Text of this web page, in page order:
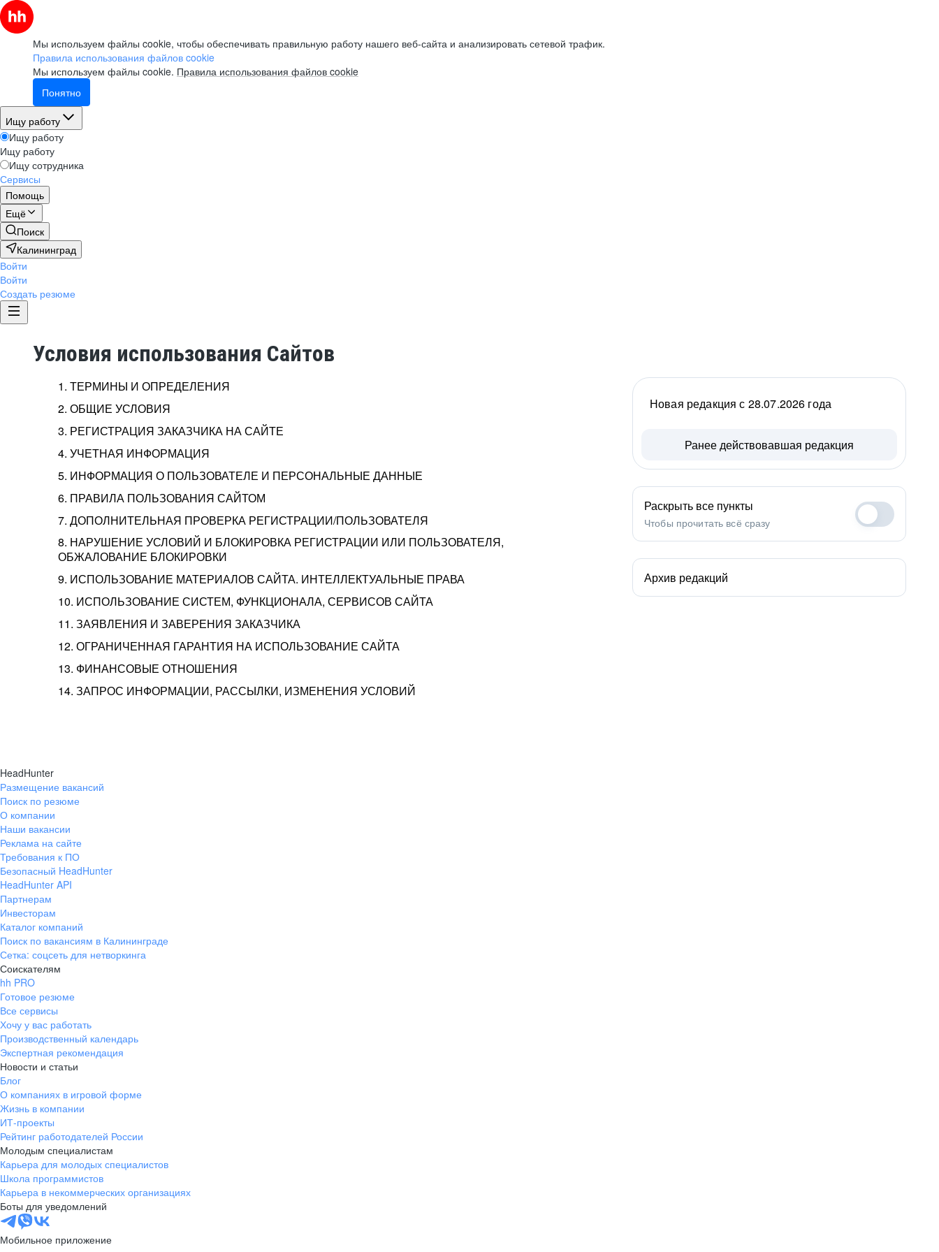
Мы используем файлы cookie, чтобы обеспечивать правильную работу нашего веб-сайта и анализировать сетевой трафик.
Правила использования файлов cookie
Мы используем файлы cookie. Правила использования файлов cookie
Понятно
Ищу работу
Ищу работу
Ищу работу
Ищу сотрудника
Сервисы
Помощь
Ещё
Поиск
Калининград
Войти
Войти
Создать резюме
Условия использования Сайтов
1. ТЕРМИНЫ И ОПРЕДЕЛЕНИЯ
2. ОБЩИЕ УСЛОВИЯ
3. РЕГИСТРАЦИЯ ЗАКАЗЧИКА НА САЙТЕ
4. УЧЕТНАЯ ИНФОРМАЦИЯ
5. ИНФОРМАЦИЯ О ПОЛЬЗОВАТЕЛЕ И ПЕРСОНАЛЬНЫЕ ДАННЫЕ
6. ПРАВИЛА ПОЛЬЗОВАНИЯ САЙТОМ
7. ДОПОЛНИТЕЛЬНАЯ ПРОВЕРКА РЕГИСТРАЦИИ/ПОЛЬЗОВАТЕЛЯ
8. НАРУШЕНИЕ УСЛОВИЙ И БЛОКИРОВКА РЕГИСТРАЦИИ ИЛИ ПОЛЬЗОВАТЕЛЯ,
ОБЖАЛОВАНИЕ БЛОКИРОВКИ
9. ИСПОЛЬЗОВАНИЕ МАТЕРИАЛОВ САЙТА. ИНТЕЛЛЕКТУАЛЬНЫЕ ПРАВА
10. ИСПОЛЬЗОВАНИЕ СИСТЕМ, ФУНКЦИОНАЛА, СЕРВИСОВ САЙТА
11. ЗАЯВЛЕНИЯ И ЗАВЕРЕНИЯ ЗАКАЗЧИКА
12. ОГРАНИЧЕННАЯ ГАРАНТИЯ НА ИСПОЛЬЗОВАНИЕ САЙТА
13. ФИНАНСОВЫЕ ОТНОШЕНИЯ
14. ЗАПРОС ИНФОРМАЦИИ, РАССЫЛКИ, ИЗМЕНЕНИЯ УСЛОВИЙ
Новая редакция с 28.07.2026 года
Ранее действовавшая редакция
Раскрыть все пункты
Чтобы прочитать всё сразу
Архив редакций
HeadHunter
Размещение вакансий
Поиск по резюме
О компании
Наши вакансии
Реклама на сайте
Требования к ПО
Безопасный HeadHunter
HeadHunter API
Партнерам
Инвесторам
Каталог компаний
Поиск по вакансиям в Калининграде
Сетка: соцсеть для нетворкинга
Соискателям
hh PRO
Готовое резюме
Все сервисы
Хочу у вас работать
Производственный календарь
Экспертная рекомендация
Новости и статьи
Блог
О компаниях в игровой форме
Жизнь в компании
ИТ-проекты
Рейтинг работодателей России
Молодым специалистам
Карьера для молодых специалистов
Школа программистов
Карьера в некоммерческих организациях
Боты для уведомлений
Мобильное приложение